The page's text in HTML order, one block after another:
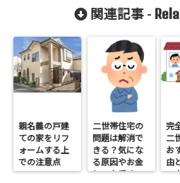
関連記事 -
親名義の戸建
ての家をリフ
ォームする上
での注意点
二世帯住宅の
問題は解消で
きる？気にな
る原因やお金
と・上手くい
完
二
お
由
い